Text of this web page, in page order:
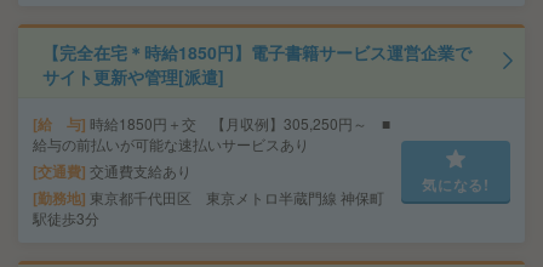
【完全在宅＊時給1850円】電子書籍サービス運営企業で
サイト更新や管理[派遣]
給 与 時給1850円＋交 【月収例】305,250円～ ■
給与の前払いが可能な速払いサービスあり
交通費 交通費支給あり
勤務地 東京都千代田区 東京メトロ半蔵門線 神保町
駅徒歩3分
気になる!